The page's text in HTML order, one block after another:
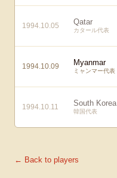
1994.10.05 Qatar
カタール代表
1994.10.09 Myanmar
ミャンマー代表
1994.10.11 South Korea
韓国代表
← Back to players